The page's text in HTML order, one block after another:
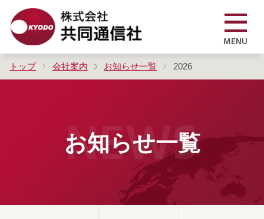
MENU
トップ 会社案内 お知らせ一覧 2026
お知らせ一覧
NEWS